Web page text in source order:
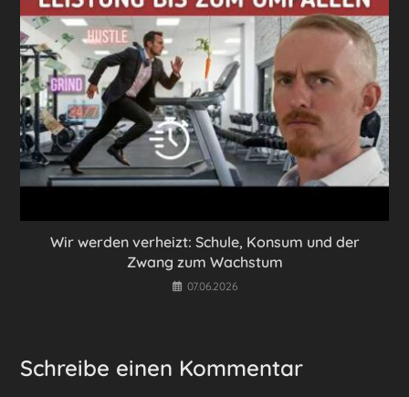
Wir werden verheizt: Schule, Konsum und der
Zwang zum Wachstum
07.06.2026
Schreibe einen Kommentar